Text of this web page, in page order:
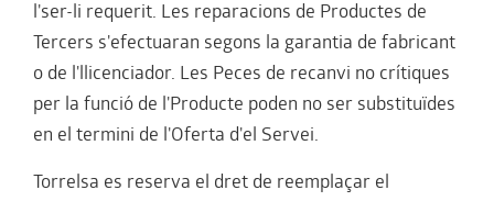
l'ser-li requerit. Les reparacions de Productes de
Tercers s'efectuaran segons la garantia de fabricant
o de l'llicenciador. Les Peces de recanvi no crítiques
per la funció de l'Producte poden no ser substituïdes
en el termini de l'Oferta d'el Servei.
Torrelsa es reserva el dret de reemplaçar el